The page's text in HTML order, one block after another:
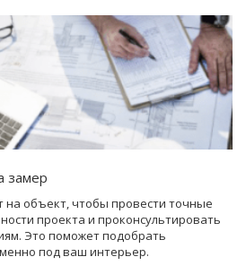
замер
на объект, чтобы провести точные
проекта и проконсультировать
Это поможет подобрать
под ваш интерьер.